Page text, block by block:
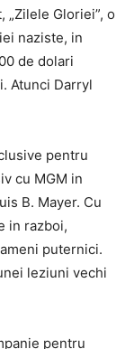
„Zilele Gloriei”, o
naziste, in
de dolari
Atunci Darryl
pentru
cu MGM in
B. Mayer. Cu
in razboi,
puternici.
leziuni vechi
pentru